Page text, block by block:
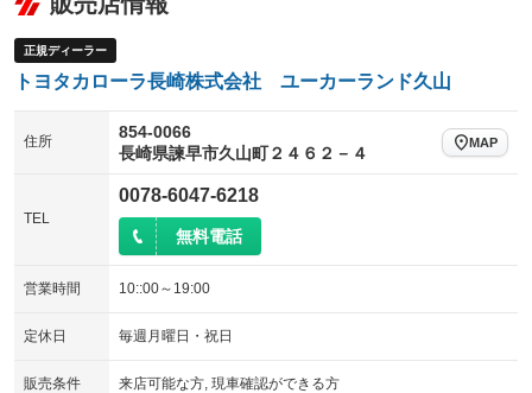
正規ディーラー
トヨタカローラ長崎株式会社 ユーカーランド久山
住所
854-0066
長崎県諫早市久山町２４６２－４
MAP
TEL
0078-6047-6218
無料電話
営業時間 10::00～19:00
定休日 毎週月曜日・祝日
販売条件 来店可能な方, 現車確認ができる方